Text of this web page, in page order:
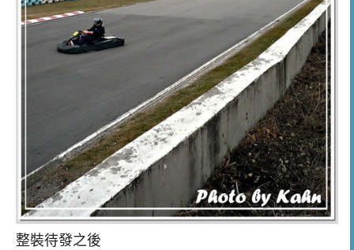
整裝待發之後